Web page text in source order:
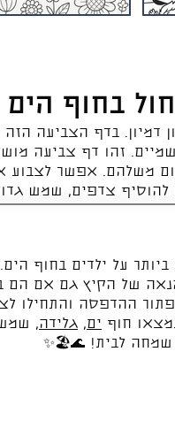
בחוף הים
דמיון. בדף הצביעה
זהו דף צביעה
משלהם. אפשר לצבוע
צדפים, שמש
על ילדים בחוף
של הקיץ גם אם הם
ההדפסה והתחילו
חוף ים, גלידה,
שמחה לבית! 🌊🏖️✨